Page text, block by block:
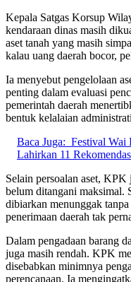
Kepala Satgas Korsup
kendaraan dinas masih
aset tanah yang masih
kalau uang daerah bocor,
Ia menyebut pengelolaan
penting dalam evaluasi
pemerintah daerah
bentuk kelalaian
Baca Juga: Festival Wai
Lahirkan 11
Selain persoalan aset,
belum ditangani maksimal.
dibiarkan menunggak
penerimaan daerah tak
Dalam pengadaan barang
juga masih rendah. KPK
disebabkan minimnya
perencanaan. Ia